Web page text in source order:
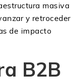
masiva
y retroceder
de impacto
B2B